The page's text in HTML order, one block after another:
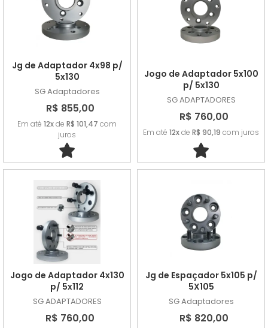
Jg de Adaptador 4x98 p/
5x130
SG Adaptadores
R$ 855,00
Em até 12xde R$ 101,47 com
juros
Jogo de Adaptador 5x100
p/ 5x130
SG ADAPTADORES
R$ 760,00
Em até 12xde R$ 90,19 com juros
Jogo de Adaptador 4x130
p/ 5x112
SG ADAPTADORES
R$ 760,00
Jg de Espaçador 5x105 p/
5X105
SG Adaptadores
R$ 820,00